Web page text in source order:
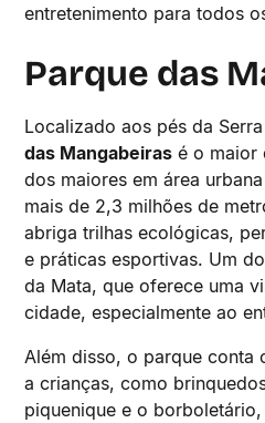
entretenimento para todos
Parque das
Localizado aos pés da
das Mangabeiras é o maior
dos maiores em área
mais de 2,3 milhões de
abriga trilhas ecológicas,
e práticas esportivas. Um
da Mata, que oferece uma
cidade, especialmente ao
Além disso, o parque conta
a crianças, como
piquenique e o